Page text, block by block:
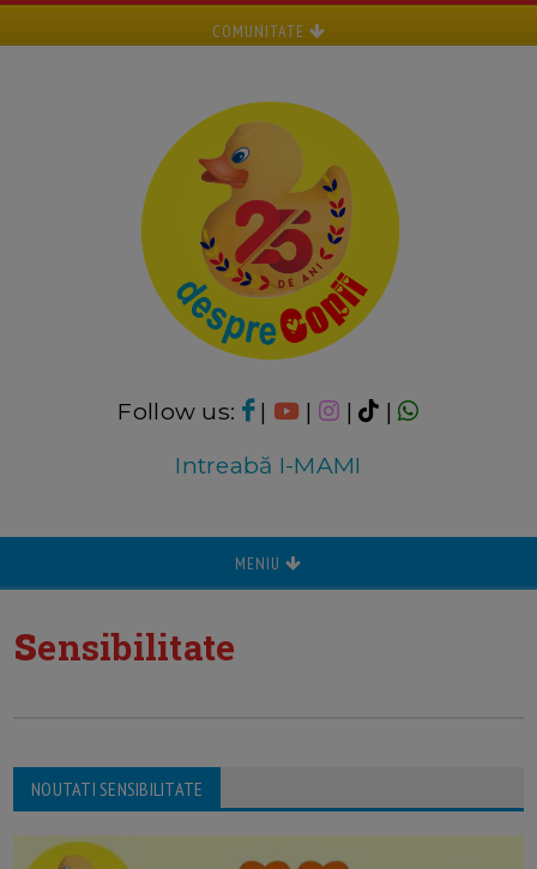
COMUNITATE
Follow us: | | |
|
Intreabă I-MAMI
MENIU
sensibilitate
NOUTATI SENSIBILITATE